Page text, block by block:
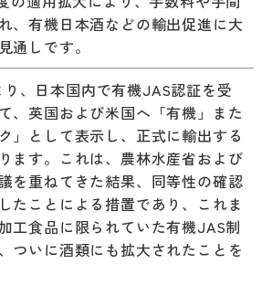
、有機日本酒などの輸出促進に大
通しです。
り、日本国内で有機JAS認証を受
、英国および米国へ「有機」また
」として表示し、正式に輸出する
ます。これは、農林水産省および
を重ねてきた結果、同等性の確認
たことによる措置であり、これま
工食品に限られていた有機JAS制
ついに酒類にも拡大されたことを